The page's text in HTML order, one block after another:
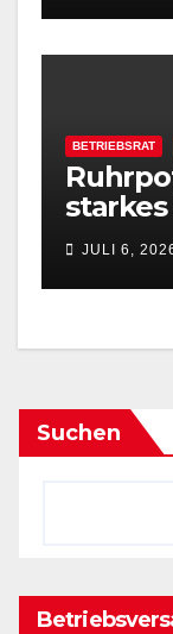
BETRIEBSRAT
JULI 6,
Suchen